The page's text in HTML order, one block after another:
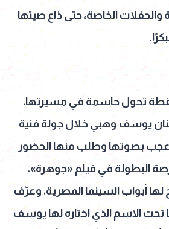
الخاصة، حتى ذاع صيتها
عام 1942 نقطة تحول حاسمة في مسيرتها،
يوسف وهبي خلال جولة فنية
بصوتها وطلب منها الحضور
البطولة في فيلم «جوهرة»،
أبواب السينما المصرية، وعرّف
تحت الاسم الذي اختاره لها يوسف